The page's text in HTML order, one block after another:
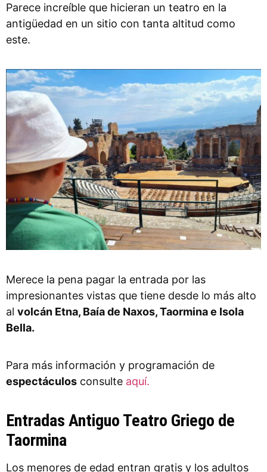
Parece increíble que hicieran un teatro en la
antigüedad en un sitio con tanta altitud como
este.
Merece la pena pagar la entrada por las
impresionantes vistas que tiene desde lo más alto
al volcán Etna, Baía de Naxos, Taormina e Isola
Bella.
Para más información y programación de
espectáculos consulte aquí.
Entradas Antiguo Teatro Griego de
Taormina
Los menores de edad entran gratis y los adultos